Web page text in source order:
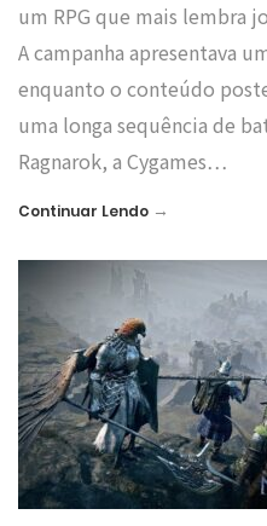
um RPG que mais lembra
A campanha apresentava
enquanto o conteúdo
uma longa sequência de
Ragnarok, a Cygames…
Continuar Lendo →